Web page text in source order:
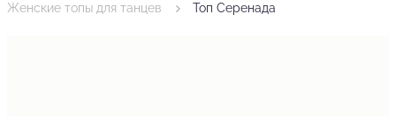
Женские топы для танцев
Топ Серенада